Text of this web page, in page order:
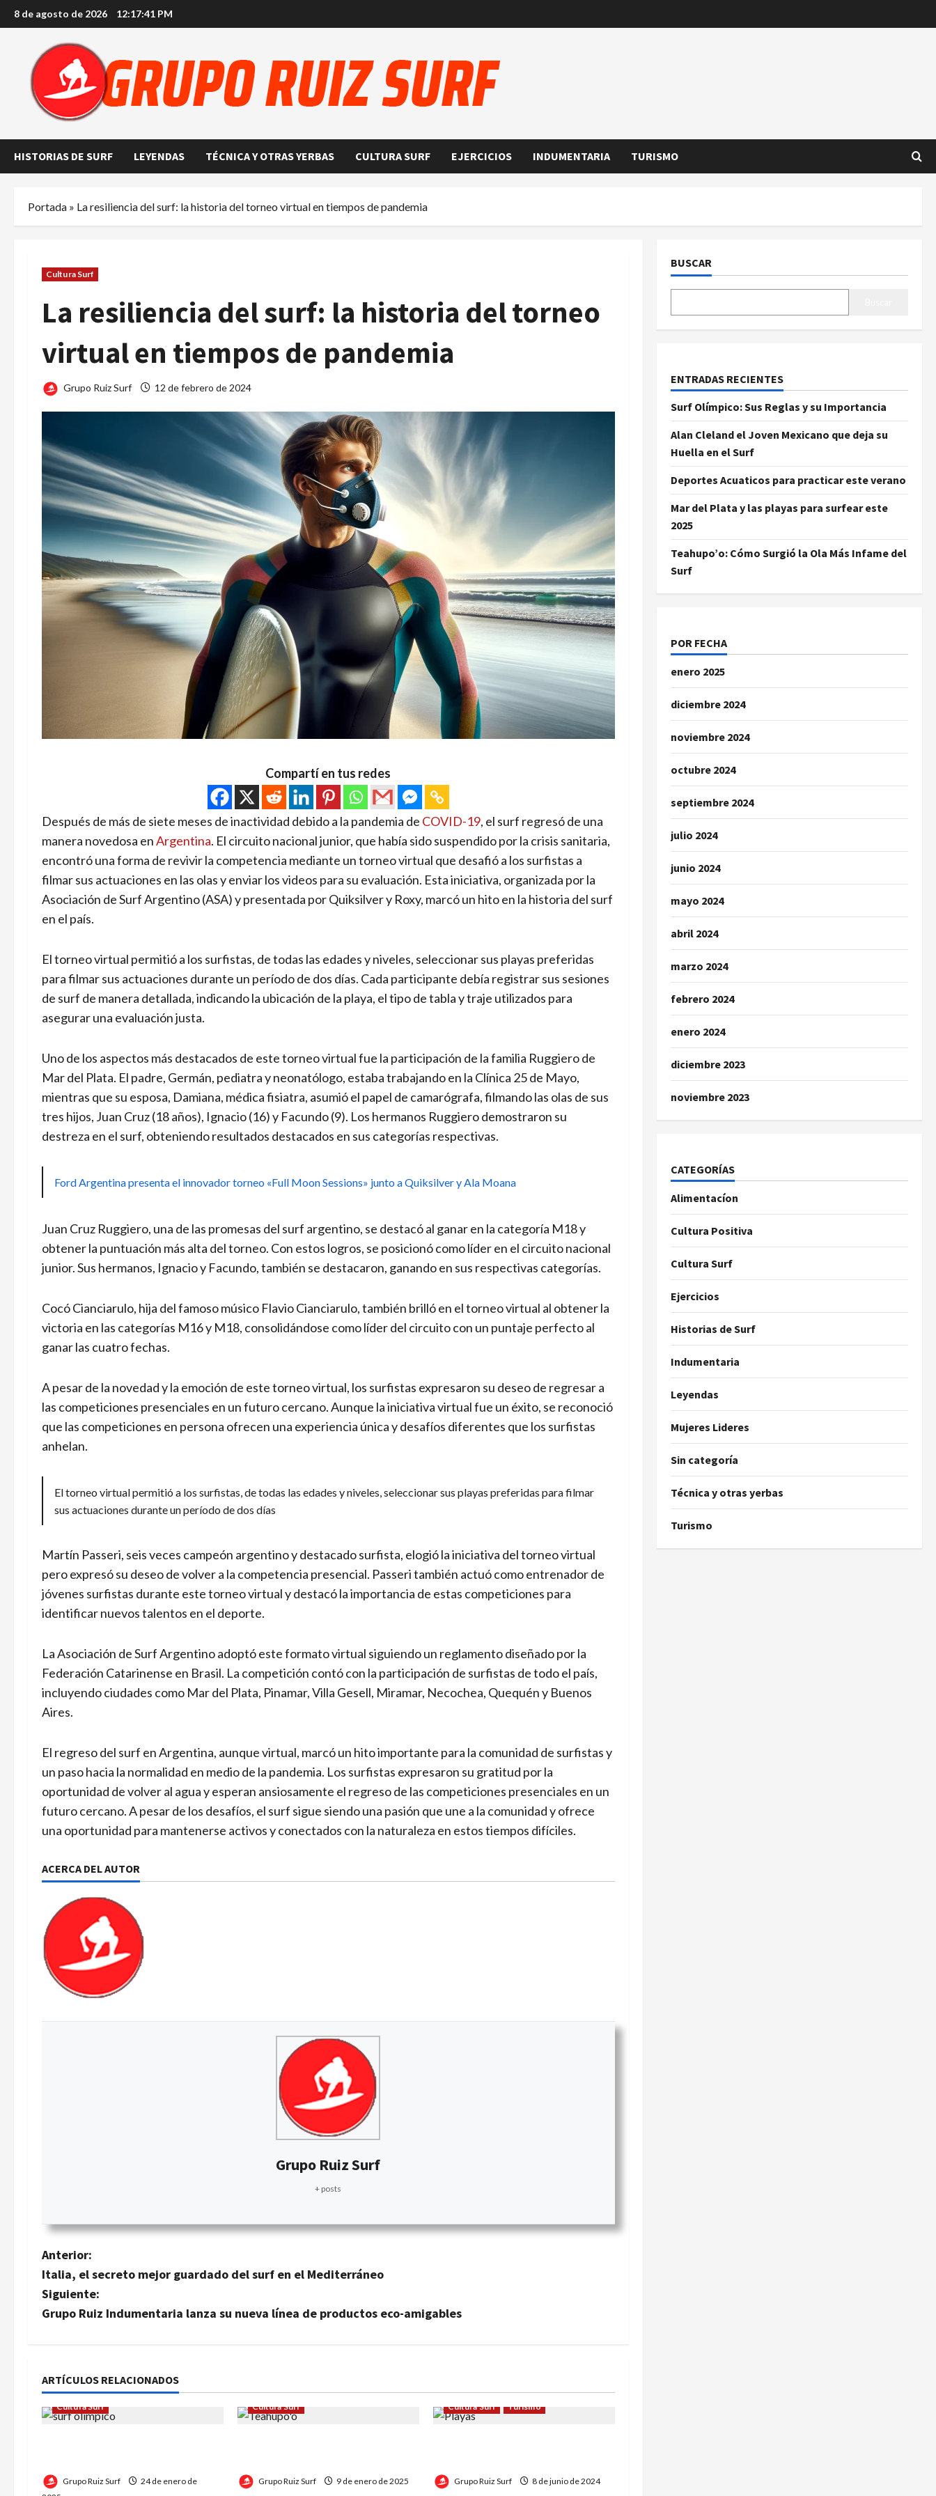
Saltar
al
8 de agosto de 2026 12:17:42 PM
HISTORIAS DE SURF LEYENDAS TÉCNICA Y OTRAS YERBAS CULTURA SURF EJERCICIOS INDUMENTARIA TURISMO
Portada » La resiliencia del surf: la historia del torneo virtual en tiempos de pandemia
Cultura Surf
La resiliencia del surf: la historia del torneo
virtual en tiempos de pandemia
Grupo Ruiz Surf 12 de febrero de 2024
Compartí en tus redes
Después de más de siete meses de inactividad debido a la pandemia de COVID-19, el surf regresó de una
manera novedosa enArgentina. El circuito nacional junior, que había sido suspendido por la crisis sanitaria,
encontró una forma de revivir la competencia mediante un torneo virtual que desafió a los surfistas a
filmar sus actuaciones en las olas y enviar los videos para su evaluación. Esta iniciativa, organizada por la
Asociación de Surf Argentino (ASA) y presentada por Quiksilver y Roxy, marcó un hito en la historia del surf
en el país.
El torneo virtual permitió a los surfistas, de todas las edades y niveles, seleccionar sus playas preferidas
para filmar sus actuaciones durante un período de dos días. Cada participante debía registrar sus sesiones
de surf de manera detallada, indicando la ubicación de la playa, el tipo de tabla y traje utilizados para
asegurar una evaluación justa.
Uno de los aspectos más destacados de este torneo virtual fue la participación de la familia Ruggiero de
Mar del Plata. El padre, Germán, pediatra y neonatólogo, estaba trabajando en la Clínica 25 de Mayo,
mientras que su esposa, Damiana, médica fisiatra, asumió el papel de camarógrafa, filmando las olas de sus
tres hijos, Juan Cruz (18 años), Ignacio (16) y Facundo (9). Los hermanos Ruggiero demostraron su
destreza en el surf, obteniendo resultados destacados en sus categorías respectivas.
Ford Argentina presenta el innovador torneo «Full Moon Sessions» junto a Quiksilver y Ala Moana
Juan Cruz Ruggiero, una de las promesas del surf argentino, se destacó al ganar en la categoría M18 y
obtener la puntuación más alta del torneo. Con estos logros, se posicionó como líder en el circuito nacional
junior. Sus hermanos, Ignacio y Facundo, también se destacaron, ganando en sus respectivas categorías.
Cocó Cianciarulo, hija del famoso músico Flavio Cianciarulo, también brilló en el torneo virtual al obtener la
victoria en las categorías M16 y M18, consolidándose como líder del circuito con un puntaje perfecto al
ganar las cuatro fechas.
A pesar de la novedad y la emoción de este torneo virtual, los surfistas expresaron su deseo de regresar a
las competiciones presenciales en un futuro cercano. Aunque la iniciativa virtual fue un éxito, se reconoció
que las competiciones en persona ofrecen una experiencia única y desafíos diferentes que los surfistas
anhelan.
El torneo virtual permitió a los surfistas, de todas las edades y niveles, seleccionar sus playas preferidas para filmar
sus actuaciones durante un período de dos días
Martín Passeri, seis veces campeón argentino y destacado surfista, elogió la iniciativa del torneo virtual
pero expresó su deseo de volver a la competencia presencial. Passeri también actuó como entrenador de
jóvenes surfistas durante este torneo virtual y destacó la importancia de estas competiciones para
identificar nuevos talentos en el deporte.
La Asociación de Surf Argentino adoptó este formato virtual siguiendo un reglamento diseñado por la
Federación Catarinense en Brasil. La competición contó con la participación de surfistas de todo el país,
incluyendo ciudades como Mar del Plata, Pinamar, Villa Gesell, Miramar, Necochea, Quequén y Buenos
Aires.
El regreso del surf en Argentina, aunque virtual, marcó un hito importante para la comunidad de surfistas y
un paso hacia la normalidad en medio de la pandemia. Los surfistas expresaron su gratitud por la
oportunidad de volver al agua y esperan ansiosamente el regreso de las competiciones presenciales en un
futuro cercano. A pesar de los desafíos, el surf sigue siendo una pasión que une a la comunidad y ofrece
una oportunidad para mantenerse activos y conectados con la naturaleza en estos tiempos difíciles.
ACERCA DEL AUTOR
Grupo Ruiz Surf
+ posts
N
a
v
g
a
Anterior:
Italia, el secreto mejor guardado del surf en el Mediterráneo
Siguiente:
Grupo Ruiz Indumentaria lanza su nueva línea de productos eco-amigables
ARTÍCULOS RELACIONADOS
Cultura Surf
Grupo Ruiz Surf
24 de enero de
Cultura Surf
Grupo Ruiz Surf 9 de enero de 2025
Cultura Surf Turismo
Grupo Ruiz Surf 8 de junio de 2024
BUSCAR
ENTRADAS RECIENTES
Surf Olímpico: Sus Reglas y su Importancia
Alan Cleland el Joven Mexicano que deja su
Huella en el Surf
Deportes Acuaticos para practicar este verano
Mar del Plata y las playas para surfear este
2025
Teahupo’o: Cómo Surgió la Ola Más Infame del
Surf
POR FECHA
enero 2025
diciembre 2024
noviembre 2024
octubre 2024
septiembre 2024
julio 2024
junio 2024
mayo 2024
abril 2024
marzo 2024
febrero 2024
enero 2024
diciembre 2023
noviembre 2023
CATEGORÍAS
Alimentacíon
Cultura Positiva
Cultura Surf
Ejercicios
Historias de Surf
Indumentaria
Leyendas
Mujeres Lideres
Sin categoría
Técnica y otras yerbas
Turismo